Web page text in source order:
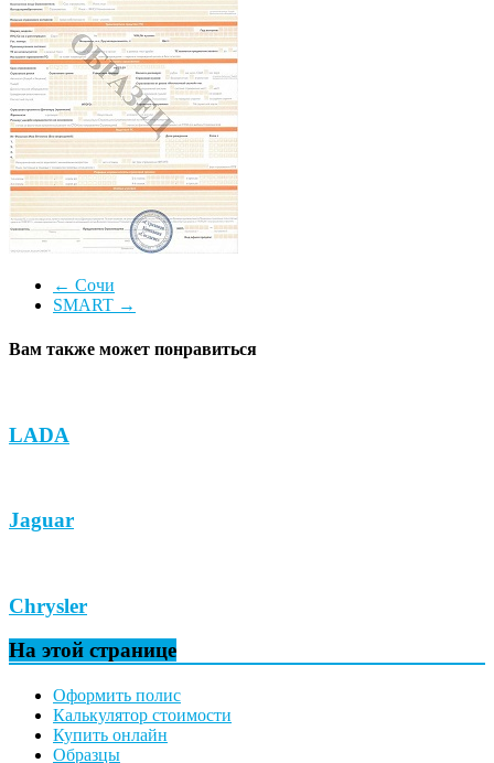
← Сочи
SMART →
Вам также может понравиться
LADA
Jaguar
Chrysler
На этой странице
Оформить полис
Калькулятор стоимости
Купить онлайн
Образцы